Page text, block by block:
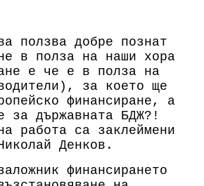
ползва добре познат
в полза на наши хора
е че е в полза на
за което ще
финансиране, а
за държавната БДЖ?!
работа са заклеймени
Денков.
финансирането